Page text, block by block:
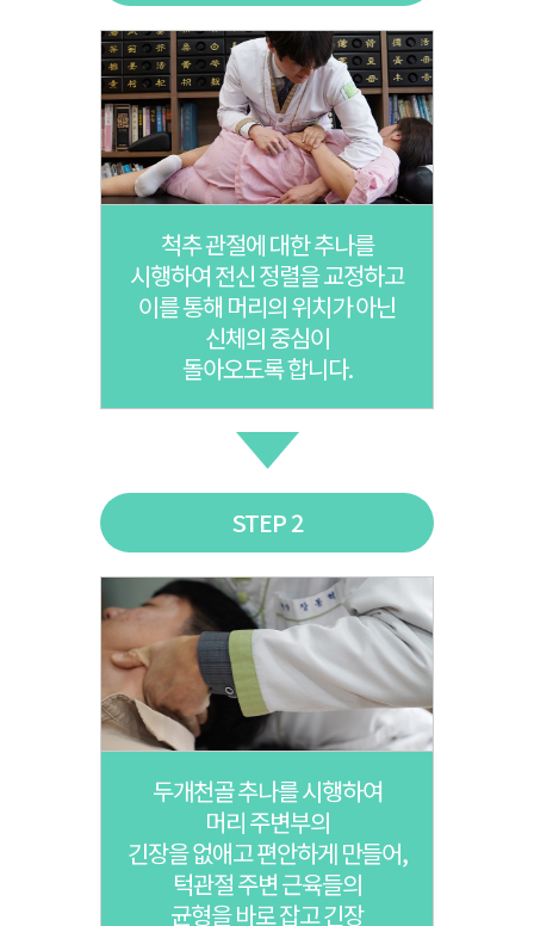
척추 관절에 대한 추나를
시행하여 전신 정렬을 교정하고
이를 통해 머리의 위치가 아닌
신체의 중심이
돌아오도록 합니다.
STEP 2
두개천골 추나를 시행하여
머리 주변부의
긴장을 없애고 편안하게 만들어,
턱관절 주변 근육들의
균형을 바로 잡고 긴장